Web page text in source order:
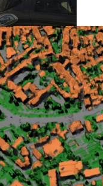
les forfaits mobiles pour